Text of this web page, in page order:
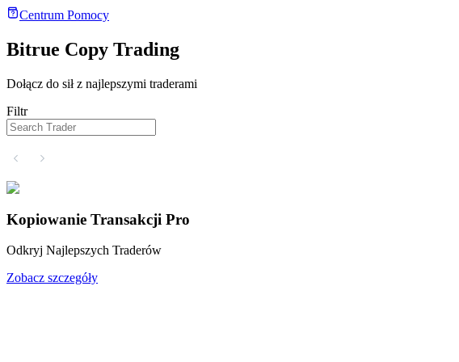
Kontrakty terminowe
Kontrakty terminowe na USDT
Kontrakty futures wykorzystujące USDT jako zabezpieczenie
Centrum Pomocy
Bitrue Copy Trading
Dołącz do sił z najlepszymi traderami
Filtr
Kopiowanie Transakcji Pro
Odkryj Najlepszych Traderów
Zobacz szczegóły